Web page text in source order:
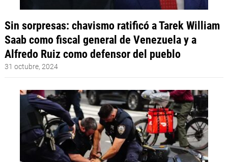
Sin sorpresas: chavismo ratificó a Tarek William
Saab como fiscal general de Venezuela y a
Alfredo Ruiz como defensor del pueblo
31 octubre, 2024